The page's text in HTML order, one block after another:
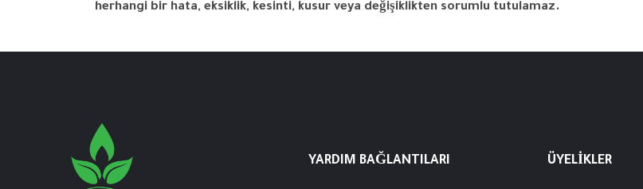
herhangi bir hata, eksiklik, kesinti, kusur veya değişiklikten sorumlu tutulamaz.
YARDIM BAĞLANTILARI ÜYELIKLER